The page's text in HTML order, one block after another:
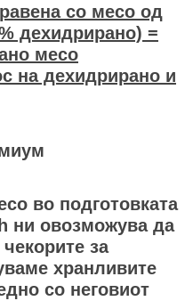
со месо од
дехидрирано) =
месо
на дехидрирано и
во подготовката
ни овозможува да
за
хранливите
со неговиот